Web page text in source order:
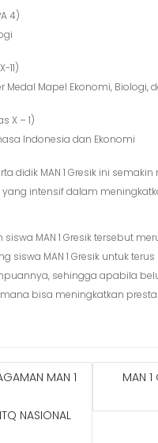
4)
11)
Medal Mapel Ekonomi, Biologi,
X – 1)
Indonesia dan Ekonomi
didik MAN 1 Gresik ini
intensif dalam
MAN 1 Gresik tersebut
siswa MAN 1 Gresik untuk
sehingga apabila
bisa meningkatkan
MAN 1
NASIONAL
MAN 1